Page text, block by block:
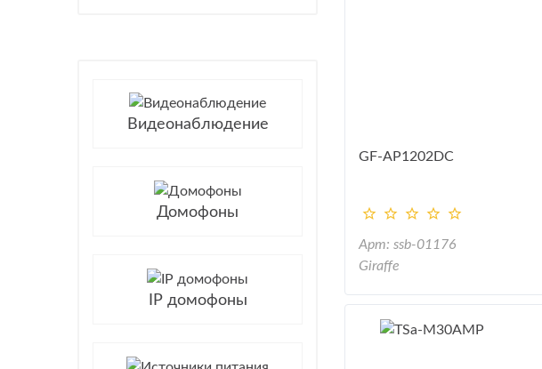
Видеонаблюдение
Домофоны
IP домофоны
GF-AP1202DC
Арт: ssb-01176
Giraffe